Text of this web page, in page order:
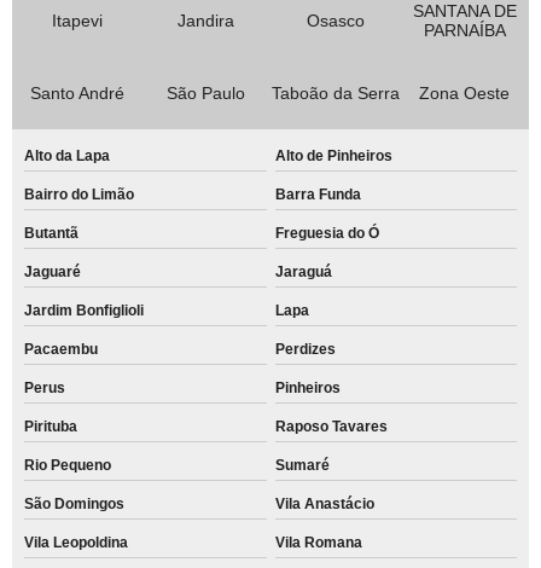
Itapevi Jandira Osasco
SANTANA DE
PARNAÍBA
Santo André São Paulo Taboão da Serra Zona Oeste
Alto da Lapa Alto de Pinheiros
Bairro do Limão Barra Funda
Butantã Freguesia do Ó
Jaguaré Jaraguá
Jardim Bonfiglioli Lapa
Pacaembu Perdizes
Perus Pinheiros
Pirituba Raposo Tavares
Rio Pequeno Sumaré
São Domingos Vila Anastácio
Vila Leopoldina Vila Romana